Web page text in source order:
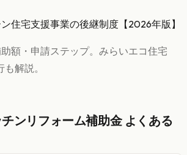
住宅支援事業の後継制度【2026年版】
額・申請ステップ。みらいエコ住宅
解説。
チンリフォーム補助金 よくある